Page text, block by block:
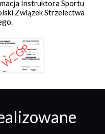
Instruktora Sportu
Związek Strzelectwa